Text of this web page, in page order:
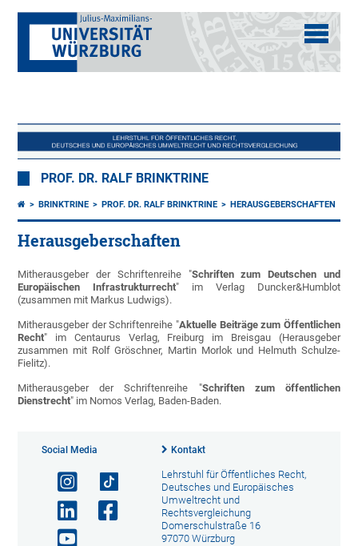
PROF. DR. RALF BRINKTRINE
BRINKTRINE PROF. DR. RALF BRINKTRINE HERAUSGEBERSCHAFTEN
Herausgeberschaften
Mitherausgeber der Schriftenreihe "Schriften zum Deutschen und
Europäischen Infrastrukturrecht" im Verlag Duncker&Humblot
(zusammen mit Markus Ludwigs).
Mitherausgeber der Schriftenreihe "Aktuelle Beiträge zum Öffentlichen
Recht" im Centaurus Verlag, Freiburg im Breisgau (Herausgeber
zusammen mit Rolf Gröschner, Martin Morlok und Helmuth Schulze-
Fielitz).
Mitherausgeber der Schriftenreihe "Schriften zum öffentlichen
Dienstrecht" im Nomos Verlag, Baden-Baden.
Social Media Kontakt
Lehrstuhl für Öffentliches Recht,
Deutsches und Europäisches
Umweltrecht und
Rechtsvergleichung
Domerschulstraße 16
97070 Würzburg